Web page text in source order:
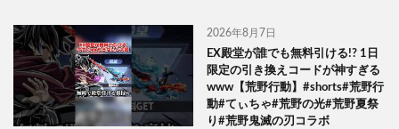
2026年8月7日
EX殿堂が誰でも無料引ける!? 1日
限定の引き換えコードが神すぎる
www【荒野行動】#shorts#荒野行
動#てぃちゃ#荒野の光#荒野夏祭
り#荒野鬼滅の刃コラボ